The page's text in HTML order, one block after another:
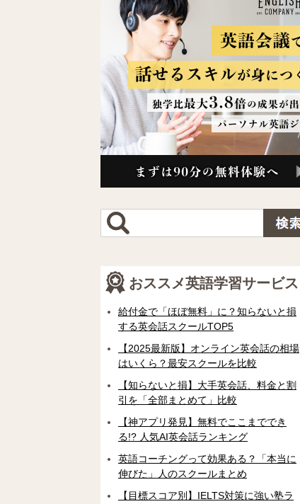
おススメ英語学習サービス
給付金で「ほぼ無料」に？知らないと損
する英会話スクールTOP5
【2025最新版】オンライン英会話の相場
はいくら？最安スクールを比較
【知らないと損】大手英会話、料金と割
引を「全部まとめて」比較
【神アプリ発見】無料でここまででき
る!? 人気AI英会話ランキング
英語コーチングって効果ある？「本当に
伸びた」人のスクールまとめ
【目標スコア別】IELTS対策に強い塾ラ